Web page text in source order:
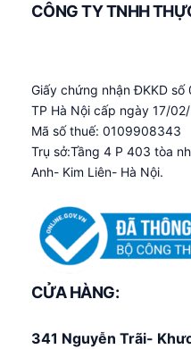
CÔNG TY TNHH
Giấy chứng nhận ĐKKD
TP Hà Nội cấp ngày 17/
Mã số thuế: 0109908343
Trụ sở:Tầng 4 P 403 tòa
Anh- Kim Liên- Hà Nội.
CỬA HÀNG:
341 Nguyễn Trãi-